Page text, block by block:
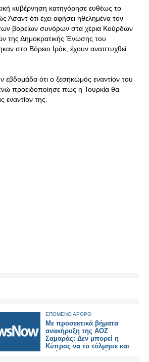
κυβέρνηση κατηγόρησε ευθέως το
Άσαντ ότι έχει αφήσει ηθελημένα τον
βορείων συνόρων στα χέρια Κούρδων
της Δημοκρατικής Ένωσης του
στο Βόρειο Ιράκ, έχουν αναπτυχθεί
ότι ο ξεσηκωμός εναντίον του
προειδοποίησε πως η Τουρκία θα
της.
ΕΠΟΜΕΝΟ ΑΡΘΡΟ
Με προσεκτικά βήματα
ανακήρυξη της ΑΟΖ
Σαμαράς: Δεν μπορεί η
Κύπρος να το τόλμησε και
εμείς να το παραπέμπουμε